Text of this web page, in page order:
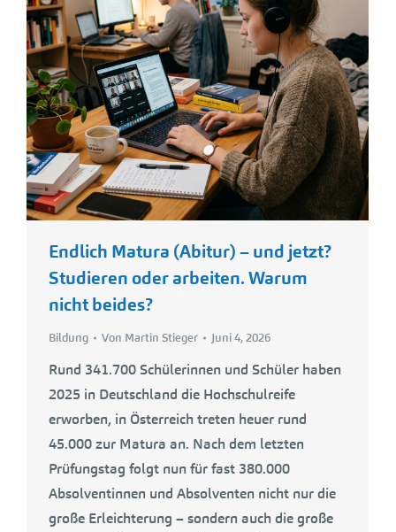
Endlich Matura (Abitur) – und jetzt?
Studieren oder arbeiten. Warum
nicht beides?
Bildung Von Martin Stieger Juni 4, 2026
Rund 341.700 Schülerinnen und Schüler haben
2025 in Deutschland die Hochschulreife
erworben, in Österreich treten heuer rund
45.000 zur Matura an. Nach dem letzten
Prüfungstag folgt nun für fast 380.000
Absolventinnen und Absolventen nicht nur die
große Erleichterung – sondern auch die große